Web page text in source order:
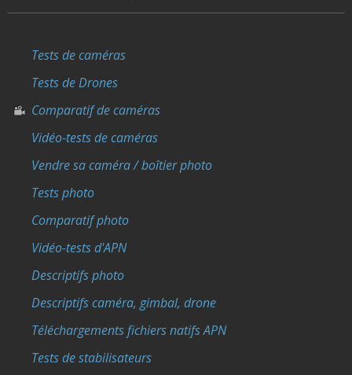
Tests de caméras
Tests de Drones
Comparatif de caméras
Vidéo-tests de caméras
Vendre sa caméra / boîtier photo
Tests photo
Comparatif photo
Vidéo-tests d'APN
Descriptifs photo
Descriptifs caméra, gimbal, drone
Téléchargements fichiers natifs APN
Tests de stabilisateurs